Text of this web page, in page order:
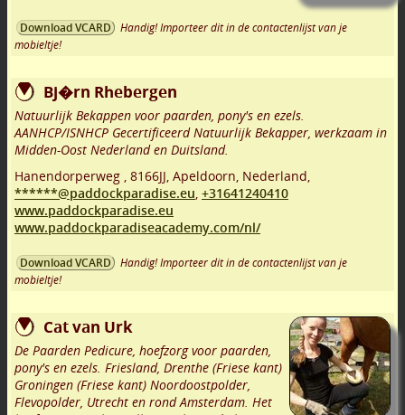
Download VCARD
Handig! Importeer dit in de contactenlijst van je
mobieltje!
Bj�rn Rhebergen
Natuurlijk Bekappen voor paarden, pony's en ezels.
AANHCP/ISNHCP Gecertificeerd Natuurlijk Bekapper, werkzaam in
Midden-Oost Nederland en Duitsland.
Hanendorperweg , 8166JJ, Apeldoorn, Nederland,
******@paddockparadise.eu, +31641240410
www.paddockparadise.eu
www.paddockparadiseacademy.com/nl/
Download VCARD
Handig! Importeer dit in de contactenlijst van je
mobieltje!
Cat van Urk
De Paarden Pedicure, hoefzorg voor paarden,
pony's en ezels. Friesland, Drenthe (Friese kant)
Groningen (Friese kant) Noordoostpolder,
Flevopolder, Utrecht en rond Amsterdam. Het